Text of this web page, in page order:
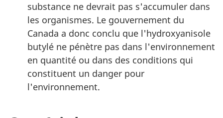
substance ne devrait pas s'accumuler dans
les organismes. Le gouvernement du
Canada a donc conclu que l'hydroxyanisole
butylé ne pénètre pas dans l'environnement
en quantité ou dans des conditions qui
constituent un danger pour
l'environnement.